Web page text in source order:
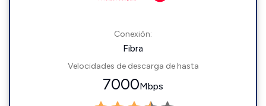
Conexión:
Fibra
Velocidades de descarga de hasta
7000Mbps